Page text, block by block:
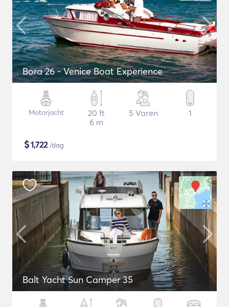
Bora 26 - Venice Boat Experience
Motorjacht
20 ft
6 m
5 Varen 1
$1,722/dag
Balt Yacht Sun Camper 35